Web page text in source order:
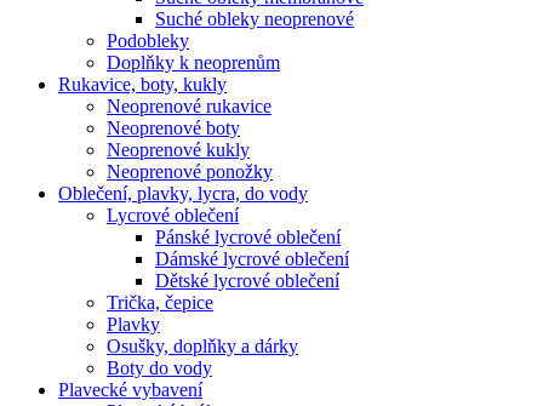
Suché obleky neoprenové
Podobleky
Doplňky k neoprenům
Rukavice, boty, kukly
Neoprenové rukavice
Neoprenové boty
Neoprenové kukly
Neoprenové ponožky
Oblečení, plavky, lycra, do vody
Lycrové oblečení
Pánské lycrové oblečení
Dámské lycrové oblečení
Dětské lycrové oblečení
Trička, čepice
Plavky
Osušky, doplňky a dárky
Boty do vody
Plavecké vybavení